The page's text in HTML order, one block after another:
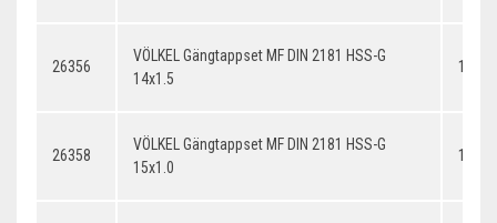
26356
VÖLKEL Gängtappset MF DIN 2181 HSS-G
14x1.5
26358
VÖLKEL Gängtappset MF DIN 2181 HSS-G
15x1.0